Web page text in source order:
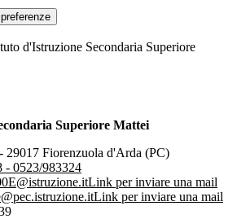
d'Istruzione Secondaria Superiore
Superiore Mattei
29017 Fiorenzuola d'Arda (PC)
- 0523/983324
Link per inviare una mail
Link per inviare una mail